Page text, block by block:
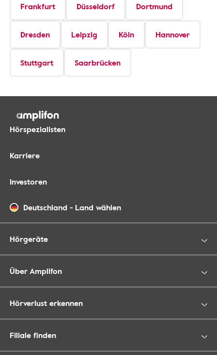
Frankfurt Düsseldorf Dortmund
Dresden Leipzig Köln Hannover
Stuttgart Saarbrücken
Hörspezialisten
Karriere
Investoren
Deutschland - Land wählen
Hörgeräte
Über Amplifon
Hörverlust erkennen
Filiale finden